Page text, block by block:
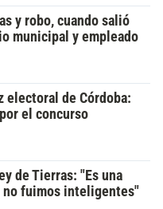
y robo, cuando salió
municipal y empleado
electoral de Córdoba:
el concurso
de Tierras: "Es una
no fuimos inteligentes"